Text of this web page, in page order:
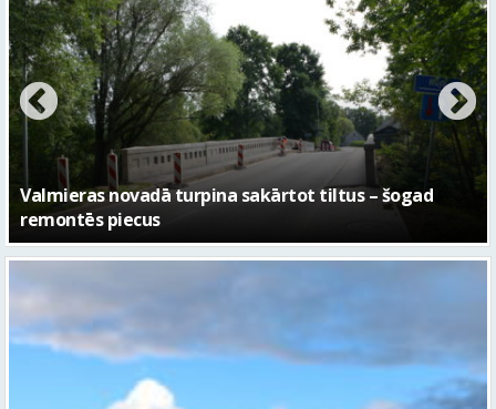
No pagaidu teātra līdz laikmetīgās kultūras centram
– kā attīstīsies “Kurtuve”